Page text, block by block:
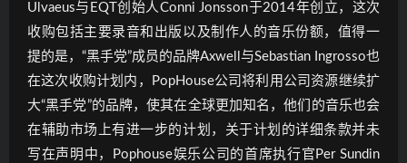
Ulvaeus与EQT创始人Conni Jonsson于2014年创立，这次
收购包括主要录音和出版以及制作人的音乐份额，值得一
提的是，“黑手党”成员的品牌Axwell与Sebastian Ingrosso也
在这次收购计划内，PopHouse公司将利用公司资源继续扩
大“黑手党”的品牌，使其在全球更加知名，他们的音乐也会
在辅助市场上有进一步的计划，关于计划的详细条款并未
写在声明中，Pophouse娱乐公司的首席执行官Per Sundin